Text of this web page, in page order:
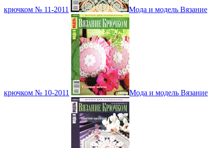
крючком № 11-2011 Мода и модель Вязание
крючком № 10-2011 Мода и модель Вязание